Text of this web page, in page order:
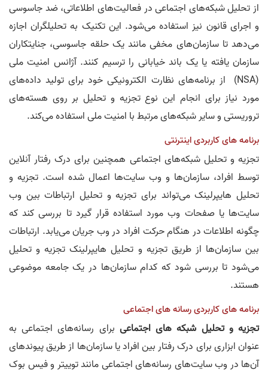
از تحلیل شبکه‌های اجتماعی در فعالیت‌های اطلاعاتی، ضد جاسوسی
و اجرای قانون نیز استفاده می‌شود. این تکنیک به تحلیلگران اجازه
می‌دهد تا سازمان‌های مخفی مانند یک حلقه جاسوسی، جنایتکاران
سازمان یافته یا یک باند خیابانی را ترسیم کنند. آژانس امنیت ملی
(NSA) از برنامه‌های نظارت الکترونیکی خود برای تولید داده‌های
مورد نیاز برای انجام این نوع تجزیه و تحلیل بر روی هسته‌های
تروریستی و سایر شبکه‌های مرتبط با امنیت ملی استفاده می‌کند.
برنامه های کاربردی اینترنتی
تجزیه و تحلیل شبکه‌های اجتماعی همچنین برای درک رفتار آنلاین
توسط افراد، سازمان‌ها و وب سایت‌ها اعمال شده است. تجزیه و
تحلیل هایپرلینک می‌تواند برای تجزیه و تحلیل ارتباطات بین وب
سایت‌ها یا صفحات وب مورد استفاده قرار گیرد تا بررسی کند که
چگونه اطلاعات در هنگام حرکت افراد در وب جریان می‌یابد. ارتباطات
بین سازمان‌ها از طریق تجزیه و تحلیل هایپرلینک تجزیه و تحلیل
می‌شود تا بررسی شود که کدام سازمان‌ها در یک جامعه موضوعی
هستند.
برنامه های کاربردی رسانه های اجتماعی
تجزیه و تحلیل شبکه های اجتماعی برای رسانه‌های اجتماعی به
عنوان ابزاری برای درک رفتار بین افراد یا سازمان‌ها از طریق پیوندهای
آن‌ها در وب سایت‌های رسانه‌های اجتماعی مانند توییتر و فیس بوک